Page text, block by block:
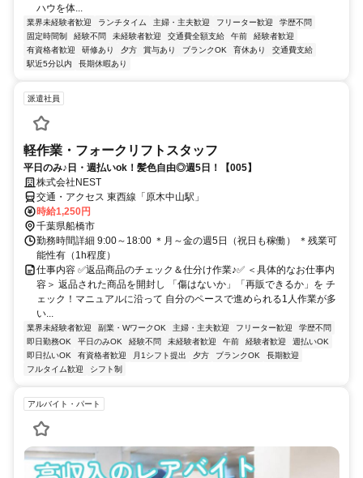
ハウを体...
業界未経験者歓迎 ランチタイム 主婦・主夫歓迎 フリーター歓迎
学歴不問
固定時間制
経験不問 未経験者歓迎 交通費全額支給 午前
経験者歓迎
有資格者歓迎
研修あり 夕方 賞与あり ブランクOK 育休あり
交通費支給
駅近5分以内
長期休暇あり
派遣社員
軽作業・フォークリフトスタッフ
平日のみ♪日・週払いok！髪色自由◎週5日！【005】
株式会社NEST
交通・アクセス 東西線「原木中山駅」
時給1,250円
千葉県船橋市
勤務時間詳細 9:00～18:00 ＊月～金の週5日（祝日も稼働） ＊残業可
能性有（1h程度）
仕事内容 ✅返品商品のチェック＆仕分け作業♪✅ ＜具体的なお仕事内
容＞ 返品された商品を開封し 「傷はないか」「再販できるか」を チ
ェック！マニュアルに沿って 自分のペースで進められる1人作業が多
い...
業界未経験者歓迎 副業・WワークOK 主婦・主夫歓迎 フリーター歓迎
学歴不問
即日勤務OK
平日のみOK 経験不問 未経験者歓迎 午前 経験者歓迎
週払いOK
即日払いOK
有資格者歓迎 月1シフト提出 夕方 ブランクOK
長期歓迎
フルタイム歓迎
シフト制
アルバイト・パート